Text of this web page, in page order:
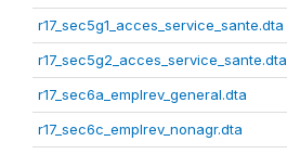
r17_sec5g1_acces_service_sante.dta
r17_sec5g2_acces_service_sante.dta
r17_sec6a_emplrev_general.dta
r17_sec6c_emplrev_nonagr.dta